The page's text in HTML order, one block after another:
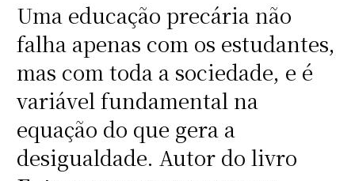
Uma educação precária não
falha apenas com os estudantes,
mas com toda a sociedade, e é
variável fundamental na
equação do que gera a
desigualdade. Autor do livro